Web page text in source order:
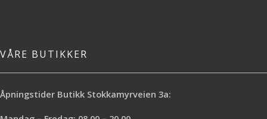
VÅRE BUTIKKER
Åpningstider Butikk Stokkamyrveien 3a: